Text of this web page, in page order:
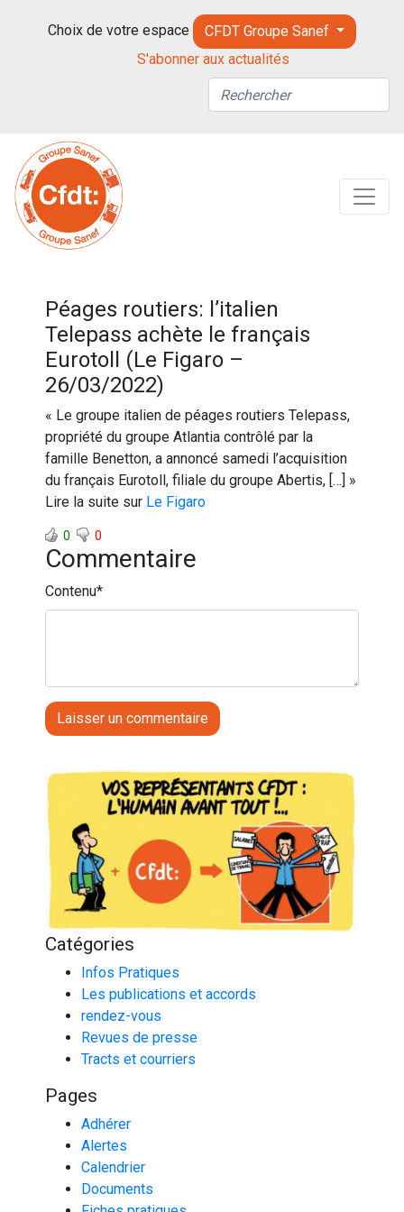
Choix de votre espace
CFDT Groupe Sanef
S'abonner aux actualités
Péages routiers: l’italien
Telepass achète le français
Eurotoll (Le Figaro –
26/03/2022)
« Le groupe italien de péages routiers Telepass,
propriété du groupe Atlantia contrôlé par la
famille Benetton, a annoncé samedi l’acquisition
du français Eurotoll, filiale du groupe Abertis, […] »
Lire la suite sur Le Figaro
0 0
Commentaire
Contenu*
Catégories
Infos Pratiques
Les publications et accords
rendez-vous
Revues de presse
Tracts et courriers
Pages
Adhérer
Alertes
Calendrier
Documents